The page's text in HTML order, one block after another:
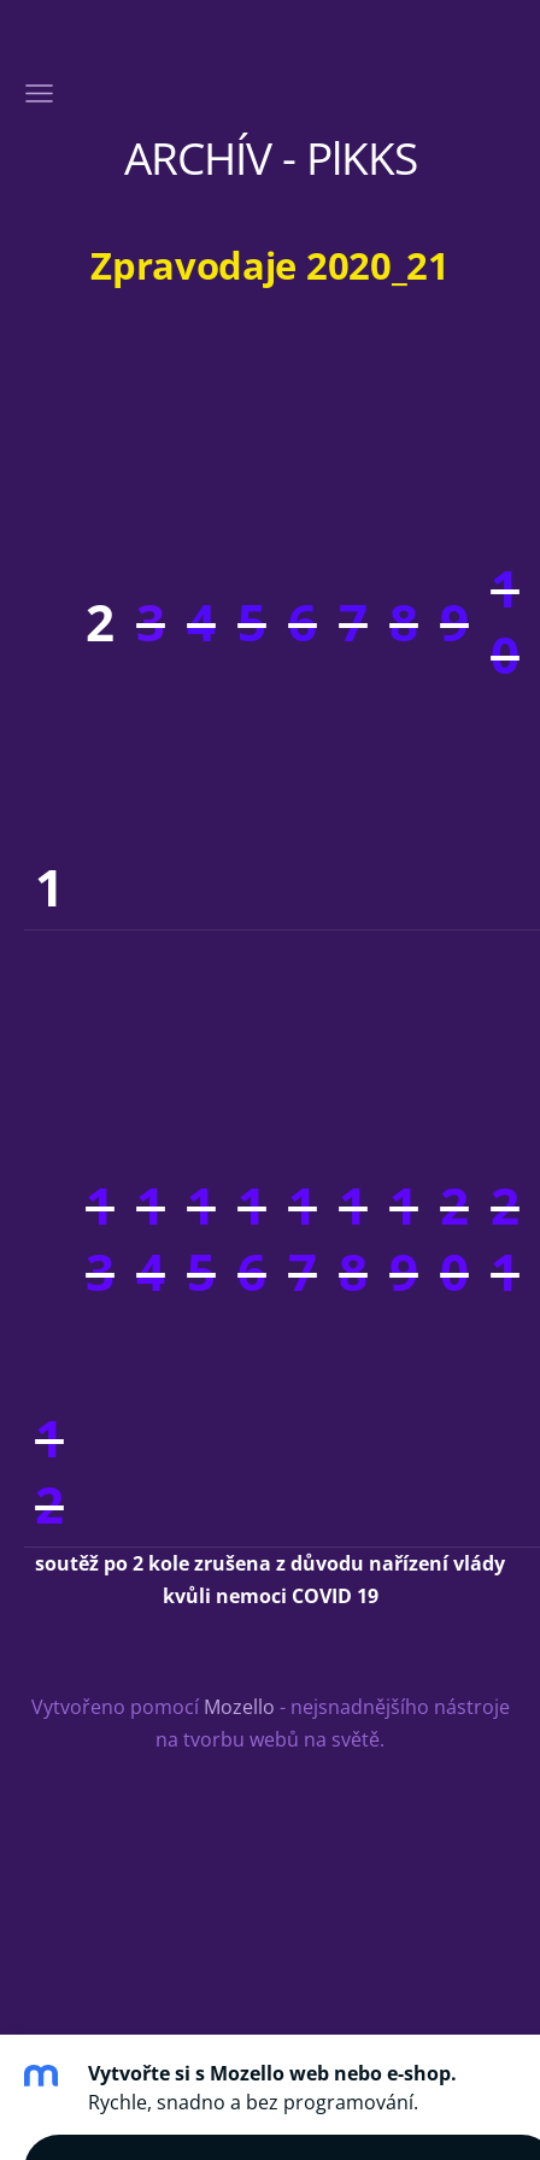
ARCHÍV - PlKKS
Zpravodaje 2020_21
1
2 3 4 5 6 7 8 9 1
0
1
2
1
3
1
4
1
5
1
6
1
7
1
8
1
9
2
0
2
1
soutěž po 2 kole zrušena z důvodu nařízení vlády
kvůli nemoci COVID 19
Vytvořeno pomocí Mozello - nejsnadnějšího nástroje
na tvorbu webů na světě.
Vytvořte si s Mozello web nebo e-shop.
Rychle, snadno a bez programování.